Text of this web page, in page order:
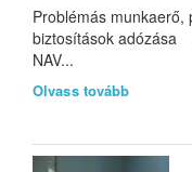
Problémás
biztosítások adózása
NAV...
Olvass tovább